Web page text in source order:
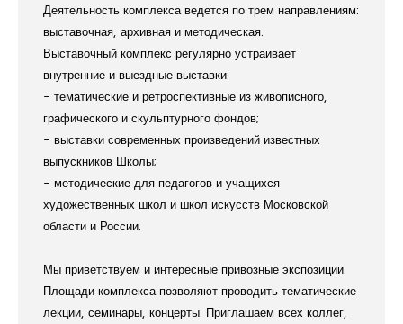
Деятельность комплекса ведется по трем направлениям:
выставочная, архивная и методическая.
Выставочный комплекс регулярно устраивает
внутренние и выездные выставки:
- тематические и ретроспективные из живописного,
графического и скульптурного фондов;
- выставки современных произведений известных
выпускников Школы;
- методические для педагогов и учащихся
художественных школ и школ искусств Московской
области и России.
Мы приветствуем и интересные привозные экспозиции.
Площади комплекса позволяют проводить тематические
лекции, семинары, концерты. Приглашаем всех коллег,